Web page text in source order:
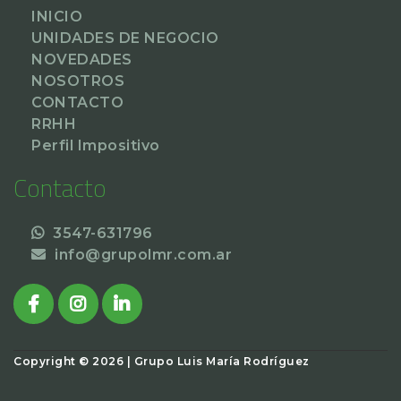
INICIO
UNIDADES DE NEGOCIO
NOVEDADES
NOSOTROS
CONTACTO
RRHH
Perfil Impositivo
Contacto
3547-631796
info@grupolmr.com.ar
Copyright © 2026 | Grupo Luis María Rodríguez